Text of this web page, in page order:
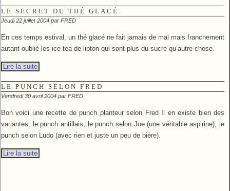
LE SECRET DU THÉ GLACÉ.
Jeudi 22 juillet 2004 par FRED
En ces temps estival, un thé glacé ne fait jamais de mal mais franchement
autant oublié les ice tea de lipton qui sont plus du sucre qu’autre chose.
Lire la suite
LE PUNCH SELON FRED
Vendredi 30 avril 2004 par FRED
Bon voici une recette de punch planteur selon Fred Il en existe bien des
variantes, le punch antillais, le punch selon Joe (une véritable aspirine), le
punch selon Ludo (avec rien et juste un peu de bière).
Lire la suite